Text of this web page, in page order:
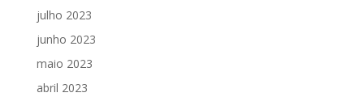
julho 2023
junho 2023
maio 2023
abril 2023